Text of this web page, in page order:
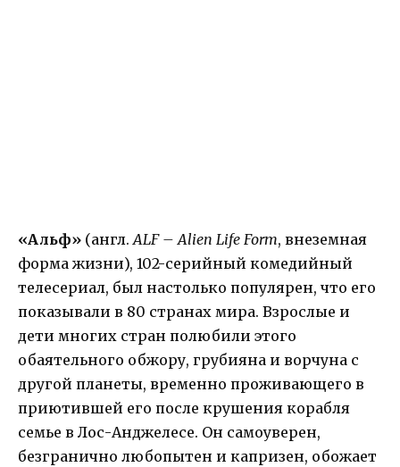
«Альф» (англ.ALF – Alien Life Form, внеземная
форма жизни), 102-серийный комедийный
телесериал, был настолько популярен, что его
показывали в 80 странах мира. Взрослые и
дети многих стран полюбили этого
обаятельного обжору, грубияна и ворчуна с
другой планеты, временно проживающего в
приютившей его после крушения корабля
семье в Лос-Анджелесе. Он самоуверен,
безгранично любопытен и капризен, обожает